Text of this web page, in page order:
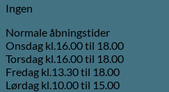
Ingen
Normale åbningstider
Onsdag kl.16.00 til 18.00
Torsdag kl.16.00 til 18.00
Fredag kl.13.30 til 18.00
Lørdag kl.10.00 til 15.00